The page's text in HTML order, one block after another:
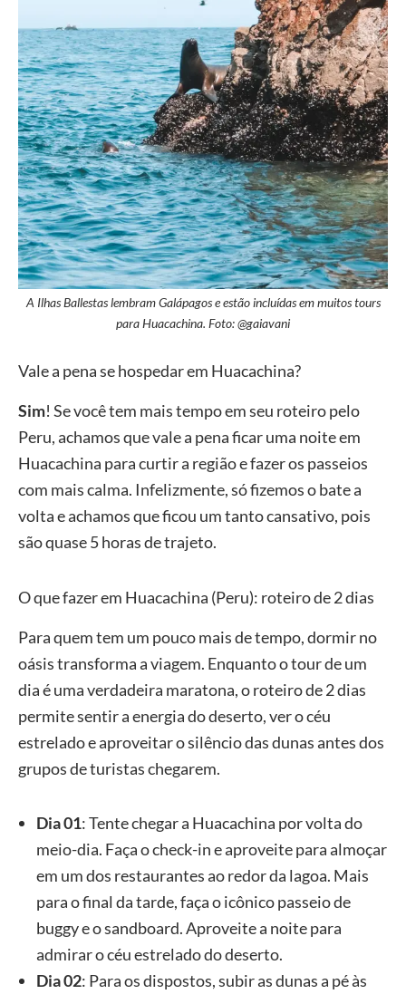
A Ilhas Ballestas lembram Galápagos e estão incluídas em muitos tours
para Huacachina. Foto: @gaiavani
Vale a pena se hospedar em Huacachina?
Sim! Se você tem mais tempo em seu roteiro pelo
Peru, achamos que vale a pena ficar uma noite em
Huacachina para curtir a região e fazer os passeios
com mais calma. Infelizmente, só fizemos o bate a
volta e achamos que ficou um tanto cansativo, pois
são quase 5 horas de trajeto.
O que fazer em Huacachina (Peru): roteiro de 2 dias
Para quem tem um pouco mais de tempo, dormir no
oásis transforma a viagem. Enquanto o tour de um
dia é uma verdadeira maratona, o roteiro de 2 dias
permite sentir a energia do deserto, ver o céu
estrelado e aproveitar o silêncio das dunas antes dos
grupos de turistas chegarem.
Dia 01: Tente chegar a Huacachina por volta do
meio-dia. Faça o check-in e aproveite para almoçar
em um dos restaurantes ao redor da lagoa. Mais
para o final da tarde, faça o icônico passeio de
buggy e o sandboard. Aproveite a noite para
admirar o céu estrelado do deserto.
Dia 02: Para os dispostos, subir as dunas a pé às